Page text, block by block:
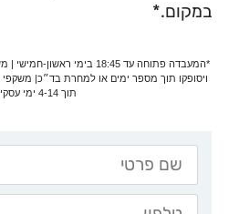
במקום.*
*המעבדה פתוחה עד 18:45 בימי
ויסופקו תוך מספר ימים או למחרת בד״כ| משקפי
תוך 4-14 ימי עסקים